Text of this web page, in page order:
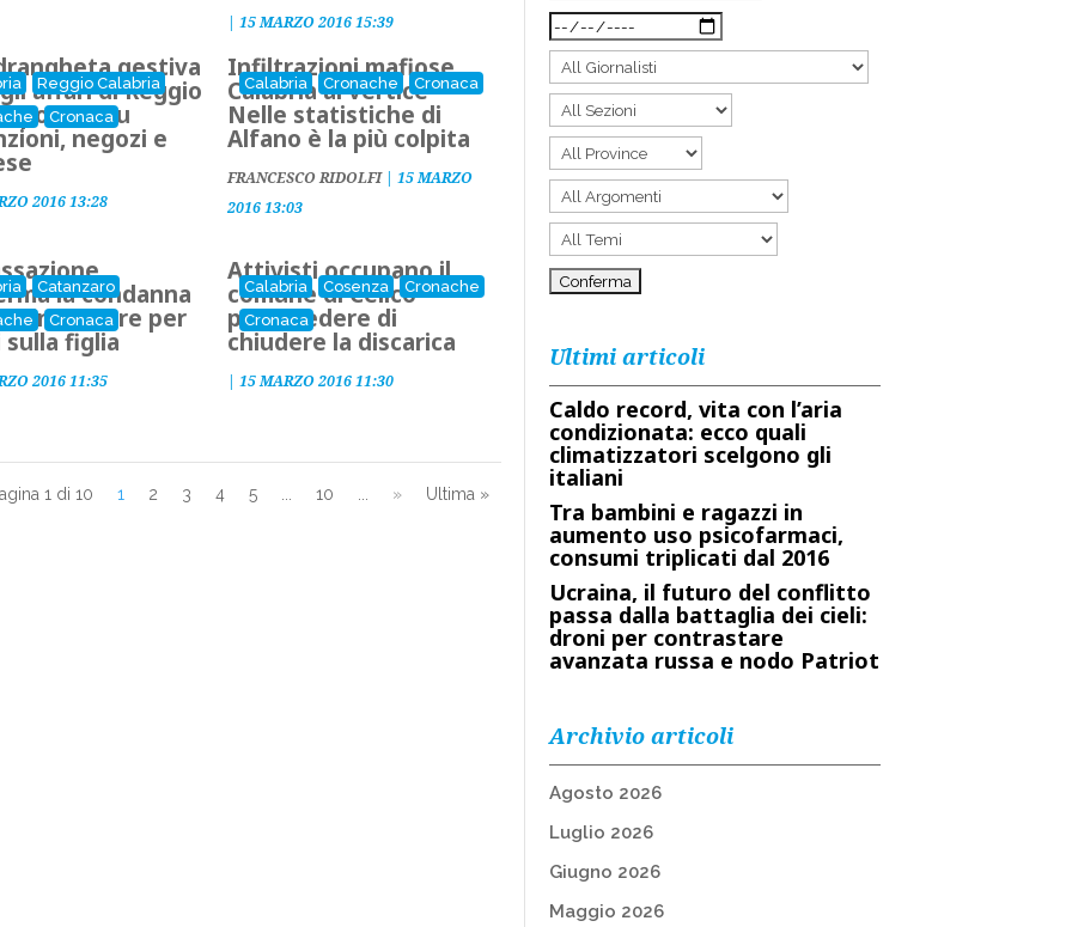
|15 MARZO 2016 15:39
Reggio Calabria
Cronaca
gestiva
affari di Reggio
su
negozi e
2016 13:28
Calabria Cronache Cronaca
Infiltrazioni mafiose,
Calabria al vertice
Nelle statistiche di
Alfano è la più colpita
FRANCESCO RIDOLFI|15 MARZO
2016 13:03
Catanzaro
Cronaca
la condanna
in carcere per
sulla figlia
2016 11:35
Calabria Cosenza
Cronache
Cronaca
Attivisti occupano il
comune di Celico
per chiedere di
chiudere la discarica
|15 MARZO 2016 11:30
1 di 10 1 2 3 4 5 10 » Ultima »
Ultimi articoli
Caldo record, vita con l’aria
condizionata: ecco quali
climatizzatori scelgono gli
italiani
Tra bambini e ragazzi in
aumento uso psicofarmaci,
consumi triplicati dal 2016
Ucraina, il futuro del conflitto
passa dalla battaglia dei cieli:
droni per contrastare
avanzata russa e nodo Patriot
Archivio articoli
Agosto 2026
Luglio 2026
Giugno 2026
Maggio 2026